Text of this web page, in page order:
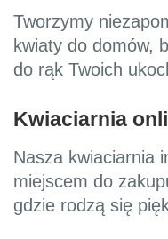
Tworzymy
kwiaty do domów,
do rąk Twoich
Kwiaciarnia
Nasza kwiaciarnia
miejscem do
gdzie rodzą się